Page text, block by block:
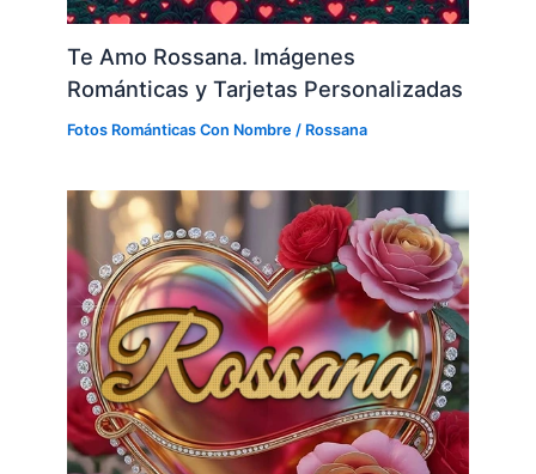
Te Amo Rossana. Imágenes
Románticas y Tarjetas Personalizadas
Fotos Románticas Con Nombre / Rossana